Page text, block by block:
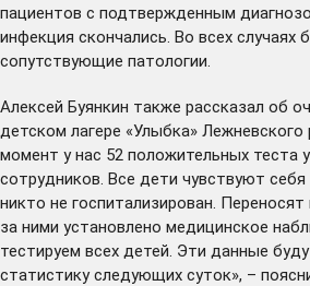
пациентов с подтвержденным
инфекция скончались. Во всех случаях
сопутствующие патологии.
Алексей Буянкин также рассказал об
детском лагере «Улыбка»
момент у нас 52 положительных теста
сотрудников. Все дети чувствуют
никто не госпитализирован.
за ними установлено медицинское
тестируем всех детей. Эти данные
статистику следующих суток», –